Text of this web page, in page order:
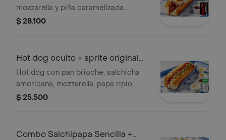
mozzarella y piña caramelizada.
Incluye Coca Cola Zero 235 ml.
$ 28.100
Hot dog oculto + sprite original
400ml
Hot dog con pan brioche, salchicha
americana, mozzarella, papa ripio,
jalapeños, mermelada de tocineta,
$ 25.500
Combo Salchipapa Sencilla +